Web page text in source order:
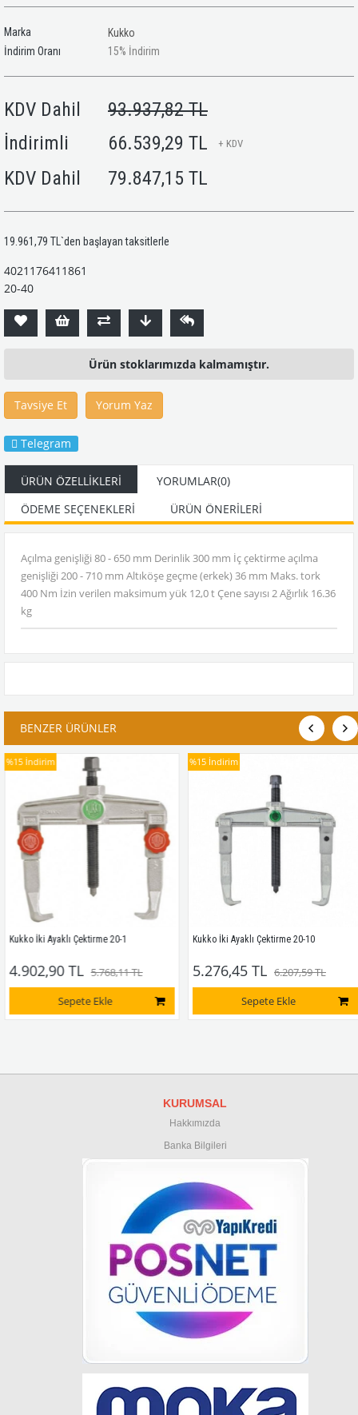
Marka
Kukko
İndirim Oranı
%
15 İndirim
KDV Dahil
93.937,82 TL
İndirimli
66.539,29 TL + KDV
KDV Dahil 79.847,15 TL
19.961,79 TL `den başlayan taksitlerle
4021176411861
20-40
Ürün stoklarımızda kalmamıştır.
Tavsiye Et Yorum Yaz
Telegram
ÜRÜN ÖZELLIKLERI YORUMLAR(0)
ÖDEME SEÇENEKLERI
ÜRÜN ÖNERILERI
Açılma genişliği 80 - 650 mm Derinlik 300 mm İç çektirme açılma
genişliği 200 - 710 mm Altıköşe geçme (erkek) 36 mm Maks. tork
400 Nm İzin verilen maksimum yük 12,0 t Çene sayısı 2 Ağırlık 16.36
kg
BENZER ÜRÜNLER
İki Ayaklı Çektirme 20-1
TL 5.768,11 TL
Sepete Ekle
İndirim
Kukko İki Ayaklı Çektirme 20-10
5.276,45 TL 6.207,59 TL
Sepete Ekle
%15 İndirim
KURUMSAL
Hakkımızda
Banka Bilgileri